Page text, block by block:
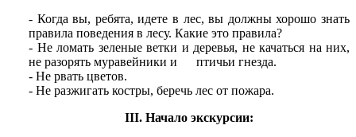
- Когда вы, ребята, идете в лес, вы должны хорошо знать
правила поведения в лесу. Какие это правила?
- Не ломать зеленые ветки и деревья, не качаться на них,
не разорять муравейники и птичьи гнезда.
- Не рвать цветов.
- Не разжигать костры, беречь лес от пожара.
III. Начало экскурсии: